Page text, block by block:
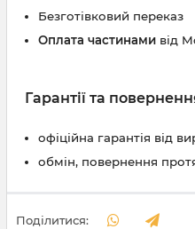
Безготівковий переказ
Оплата частинами від
Гарантії та
офіційна гарантія від
обмін, повернення
Поділитися: